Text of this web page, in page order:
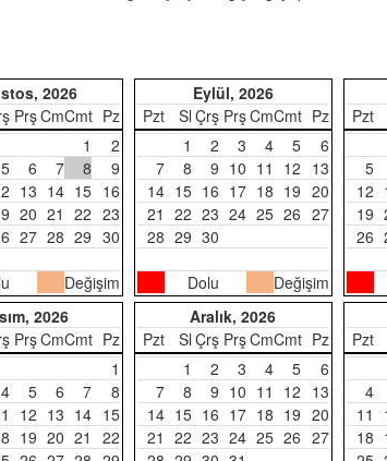
2026
PrşCmCmt Pz
1
2
5 6 7 8
9
13 14 15 16
20 21 22 23
27 28 29 30
Değişim
Eylül, 2026
Pzt
Sl Çrş PrşCmCmt Pz
1
2 3 4 5
6
7
8 9 10 11 12 13
14 15 16 17 18 19 20
21 22 23 24 25 26 27
28 29 30
Dolu Değişim
Pzt
5
12
19
26
2026
PrşCmCmt Pz
1
4 5 6 7
8
12 13 14 15
19 20 21
22
Aralık, 2026
Pzt
Sl Çrş PrşCmCmt Pz
1
2 3 4 5
6
7
8 9 10 11 12 13
14 15 16 17 18 19 20
21 22 23 24 25 26 27
Pzt
4
11
18